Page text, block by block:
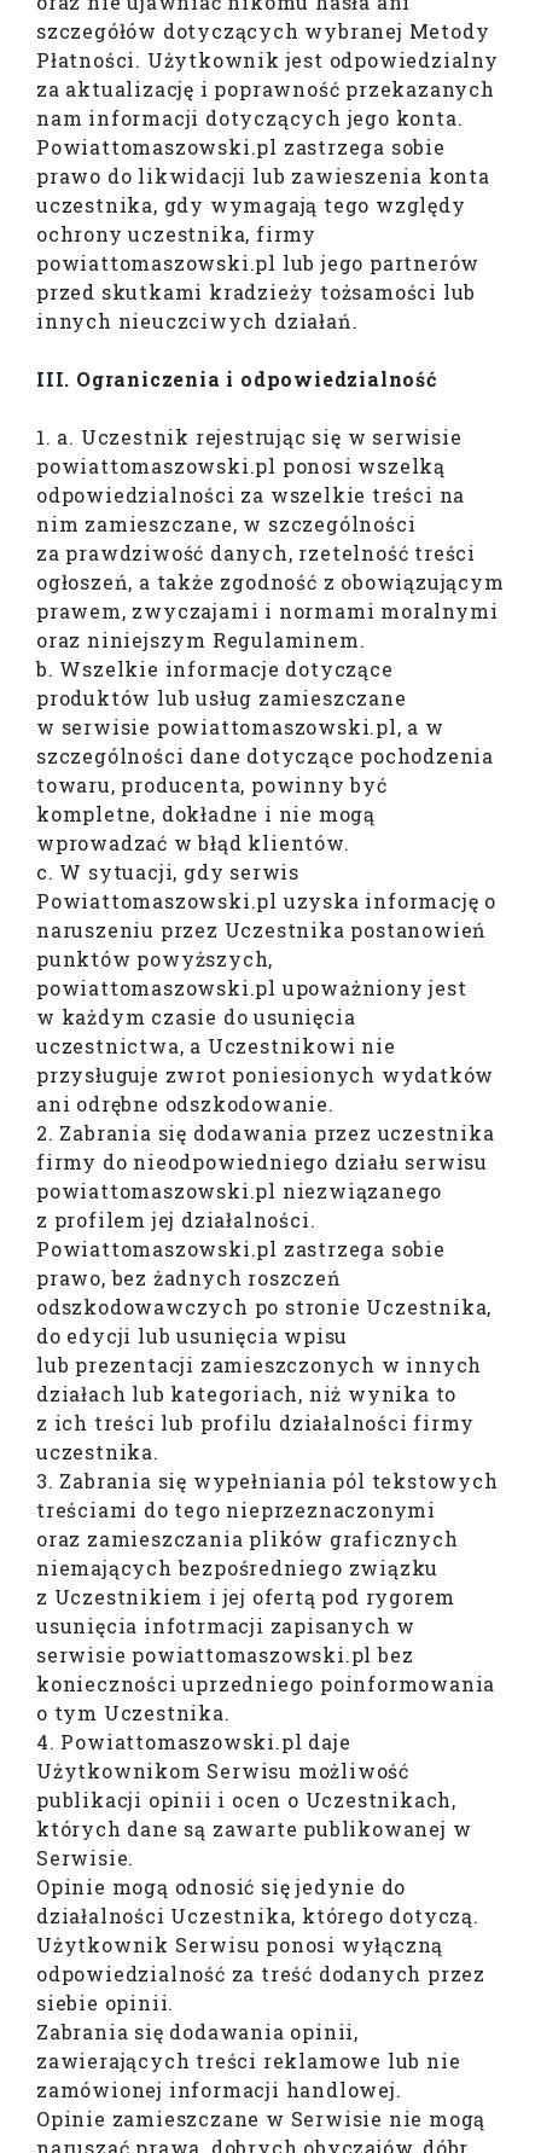
szczegółów dotyczących wybranej Metody
Płatności. Użytkownik jest odpowiedzialny
za aktualizację i poprawność przekazanych
nam informacji dotyczących jego konta.
Powiattomaszowski.pl zastrzega sobie
prawo do likwidacji lub zawieszenia konta
uczestnika, gdy wymagają tego względy
ochrony uczestnika, firmy
powiattomaszowski.pl lub jego partnerów
przed skutkami kradzieży tożsamości lub
innych nieuczciwych działań.
III. Ograniczenia i odpowiedzialność
1. a. Uczestnik rejestrując się w serwisie
powiattomaszowski.pl ponosi wszelką
odpowiedzialności za wszelkie treści na
nim zamieszczane, w szczególności
za prawdziwość danych, rzetelność treści
ogłoszeń, a także zgodność z obowiązującym
prawem, zwyczajami i normami moralnymi
oraz niniejszym Regulaminem.
b. Wszelkie informacje dotyczące
produktów lub usług zamieszczane
w serwisie powiattomaszowski.pl, a w
szczególności dane dotyczące pochodzenia
towaru, producenta, powinny być
kompletne, dokładne i nie mogą
wprowadzać w błąd klientów.
c. W sytuacji, gdy serwis
Powiattomaszowski.pl uzyska informację o
naruszeniu przez Uczestnika postanowień
punktów powyższych,
powiattomaszowski.pl upoważniony jest
w każdym czasie do usunięcia
uczestnictwa, a Uczestnikowi nie
przysługuje zwrot poniesionych wydatków
ani odrębne odszkodowanie.
2. Zabrania się dodawania przez uczestnika
firmy do nieodpowiedniego działu serwisu
powiattomaszowski.pl niezwiązanego
z profilem jej działalności.
Powiattomaszowski.pl zastrzega sobie
prawo, bez żadnych roszczeń
odszkodowawczych po stronie Uczestnika,
do edycji lub usunięcia wpisu
lub prezentacji zamieszczonych w innych
działach lub kategoriach, niż wynika to
z ich treści lub profilu działalności firmy
uczestnika.
3. Zabrania się wypełniania pól tekstowych
treściami do tego nieprzeznaczonymi
oraz zamieszczania plików graficznych
niemających bezpośredniego związku
z Uczestnikiem i jej ofertą pod rygorem
usunięcia infotrmacji zapisanych w
serwisie powiattomaszowski.pl bez
konieczności uprzedniego poinformowania
o tym Uczestnika.
4. Powiattomaszowski.pl daje
Użytkownikom Serwisu możliwość
publikacji opinii i ocen o Uczestnikach,
których dane są zawarte publikowanej w
Serwisie.
Opinie mogą odnosić się jedynie do
działalności Uczestnika, którego dotyczą.
Użytkownik Serwisu ponosi wyłączną
odpowiedzialność za treść dodanych przez
siebie opinii.
Zabrania się dodawania opinii,
zawierających treści reklamowe lub nie
zamówionej informacji handlowej.
Opinie zamieszczane w Serwisie nie mogą